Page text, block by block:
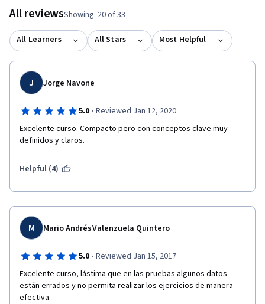
All reviewsShowing: 20 of 33
All Learners All Stars Most Helpful
J Jorge Navone
5.0 · Reviewed Jan 12, 2020
Excelente curso. Compacto pero con conceptos clave muy
definidos y claros.
Helpful (4)
M Mario Andrés Valenzuela Quintero
5.0 · Reviewed Jan 15, 2017
Excelente curso, lástima que en las pruebas algunos datos
están errados y no permita realizar los ejercicios de manera
efectiva.